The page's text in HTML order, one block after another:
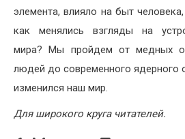
элемента, влияло на быт человека,
как менялись взгляды на
мира? Мы пройдем от медных
людей до современного ядерного
изменился наш мир.
Для широкого круга читателей.